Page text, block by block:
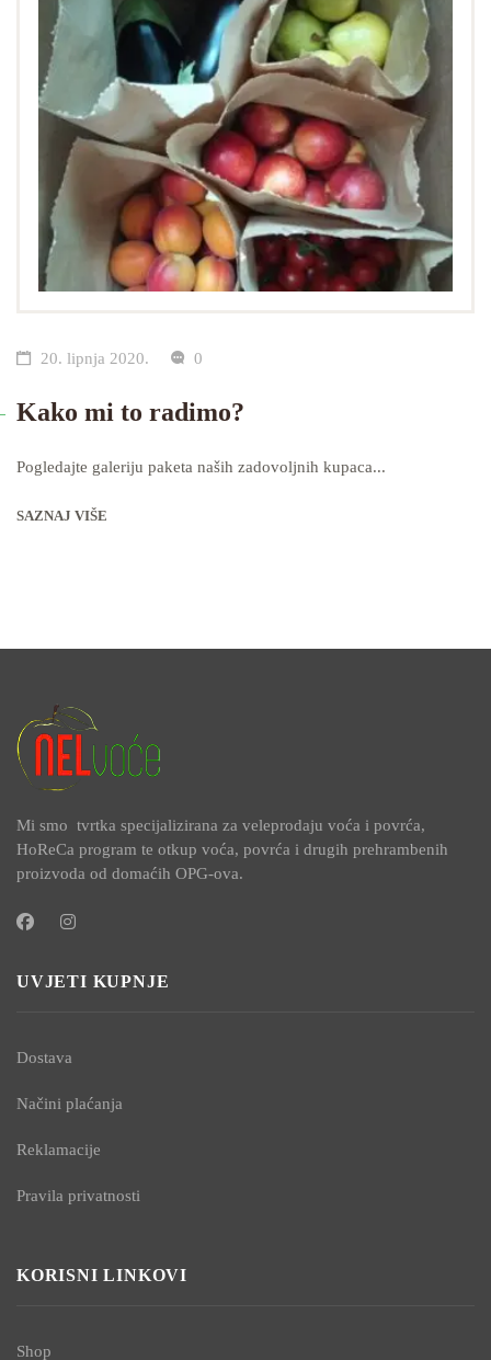
20. lipnja 2020. 0
Kako mi to radimo?
Pogledajte galeriju paketa naših zadovoljnih kupaca...
SAZNAJ VIŠE
Mi smo tvrtka specijalizirana za veleprodaju voća i povrća,
HoReCa program te otkup voća, povrća i drugih prehrambenih
proizvoda od domaćih OPG-ova.
UVJETI KUPNJE
Dostava
Načini plaćanja
Reklamacije
Pravila privatnosti
KORISNI LINKOVI
Shop